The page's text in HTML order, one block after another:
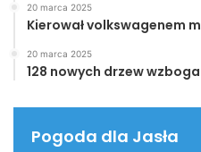
20 marca 2025
Kierował volkswagenem
20 marca 2025
128 nowych drzew
Pogoda dla Jasła